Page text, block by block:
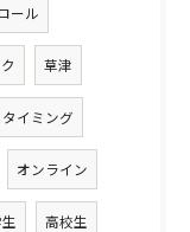
ール
草津
タイミング
オンライン
高校生